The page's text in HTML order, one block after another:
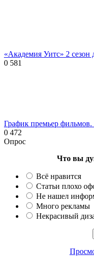
«Академия Уитс» 2 сезон
0 581
График премьер фильмов.
0 472
Опрос
Что вы
Всё нравится
Статьи плохо
Не нашел
Много рекламы
Некрасивый